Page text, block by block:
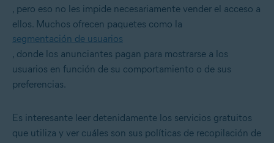
, pero eso no les impide necesariamente vender el acceso a
ellos. Muchos ofrecen paquetes como la
segmentación de usuarios
, donde los anunciantes pagan para mostrarse a los
usuarios en función de su comportamiento o de sus
preferencias.
Es interesante leer detenidamente los servicios gratuitos
que utiliza y ver cuáles son sus políticas de recopilación de